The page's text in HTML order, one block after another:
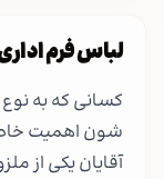
لباس فرم
کسانی که به
شون اهمیت
آقایان یکی از